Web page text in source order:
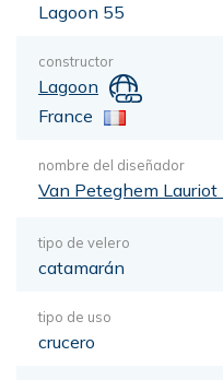
Lagoon 55
constructor
Lagoon
France
nombre del diseñador
Van Peteghem
tipo de velero
catamarán
tipo de uso
crucero